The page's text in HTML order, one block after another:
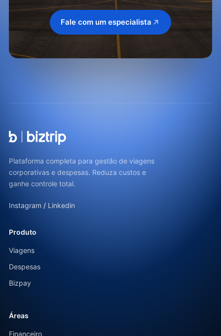
Fale com um especialista
Plataforma completa para gestão de viagens
corporativas e despesas. Reduza custos e
ganhe controle total.
Instagram / Linkedin
Produto
Viagens
Despesas
Bizpay
Áreas
Financeiro